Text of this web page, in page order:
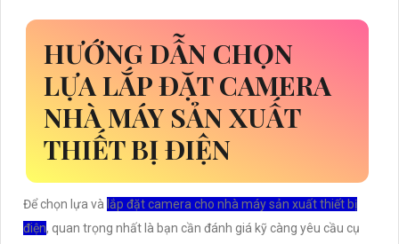
HƯỚNG DẪN CHỌN
LỰA LẮP ĐẶT CAMERA
NHÀ MÁY SẢN XUẤT
THIẾT BỊ ĐIỆN
Để chọn lựa và lắp đặt camera cho nhà máy sản xuất thiết bị
điện, quan trọng nhất là bạn cần đánh giá kỹ càng yêu cầu cụ